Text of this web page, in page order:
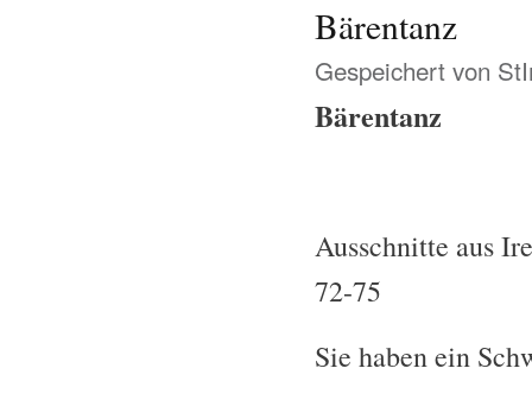
Bärentanz
Gespeichert von
Bärentanz
Ausschnitte aus
72-75
Sie haben ein